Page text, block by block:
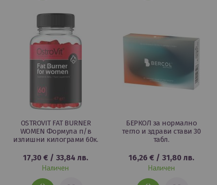
ЛЮБИМИ
OSTROVIT FAT BURNER
WOMEN Формула п/в
излишни килограми 60к.
17,30 € / 33,84 лв.
Наличен
БЕРКОЛ за нормално
тегло и здрави стави 30
табл.
16,26 € / 31,80 лв.
Наличен